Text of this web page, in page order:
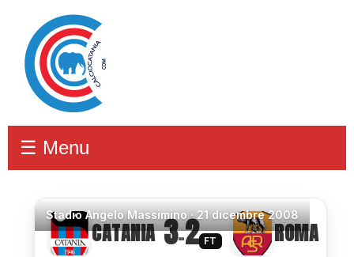
☰ Menu
StadioAngelo Massimino ·21 dicembre 2008
CATANIA 3–2 FT ROMA